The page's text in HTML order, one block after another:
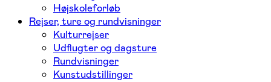
Højskoleforløb
Rejser, ture og rundvisninger
Kulturrejser
Udflugter og dagsture
Rundvisninger
Kunstudstillinger